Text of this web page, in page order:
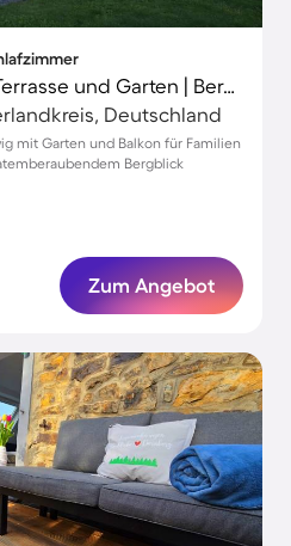
Ferienhaus mit Grill, Terrasse und Garten | Bergblick
Deutschland
mit Garten und Balkon für Familien
Bergblick
Zum Angebot